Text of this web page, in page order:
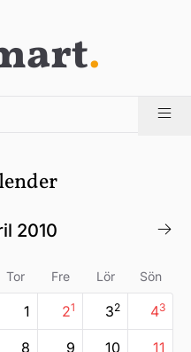
.
2010
Tor Fre Lör Sön
1 21 32 43
8 9 10 11